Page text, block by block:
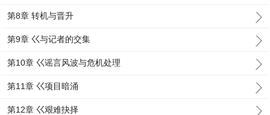
第8章 转机与晋升
第9章 巜与记者的交集
第10章 巜谣言风波与危机处理
第11章 巜项目暗涌
第12章 巜艰难抉择